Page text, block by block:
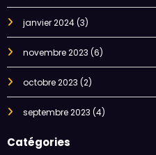
janvier 2024(3)
novembre 2023 (6)
octobre 2023 (2)
septembre 2023 (4)
Catégories